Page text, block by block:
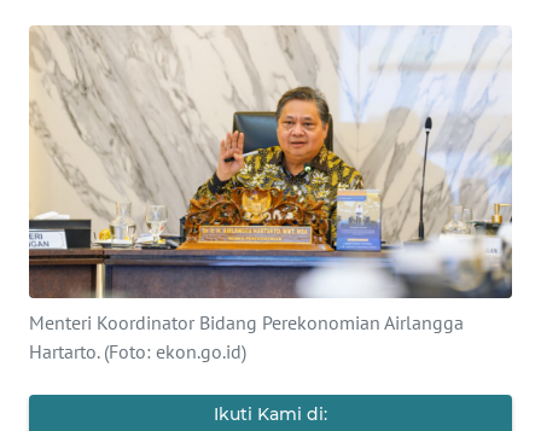
Menteri Koordinator Bidang Perekonomian Airlangga
Hartarto. (Foto: ekon.go.id)
Ikuti Kami di:
OPINI
Informasi
INDEKS
BERITA
KONTAK
KAMI
INFO
IKLAN